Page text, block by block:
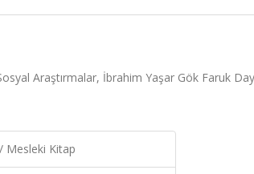
Araştırmalar, İbrahim Yaşar Gök Faruk
Mesleki Kitap